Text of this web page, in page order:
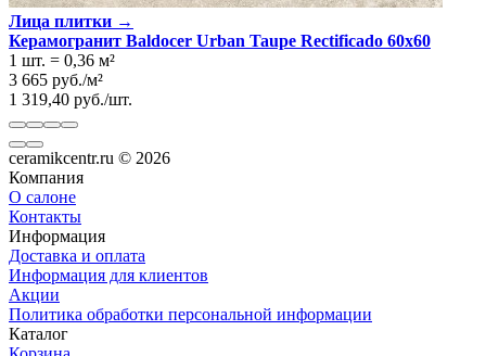
Лица плитки →
Керамогранит Baldocer Urban Taupe Rectificado 60x60
1 шт. = 0,36 м²
3 665 руб./м²
1 319,40 руб./шт.
ceramikcentr.ru © 2026
Компания
О салоне
Контакты
Информация
Доставка и оплата
Информация для клиентов
Акции
Политика обработки персональной информации
Каталог